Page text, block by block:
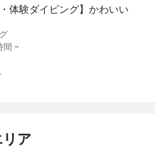
体験ダイビング】かわいい
間 ~
ア